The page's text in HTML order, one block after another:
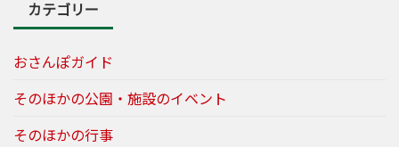
カテゴリー
おさんぽガイド
そのほかの公園・施設のイベント
そのほかの行事